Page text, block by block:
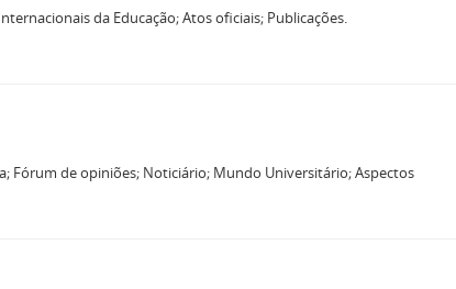
da Educação; Atos oficiais; Publicações.
Fórum de opiniões; Noticiário; Mundo Universitário; Aspectos